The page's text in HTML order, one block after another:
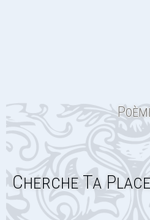
Cherche Ta